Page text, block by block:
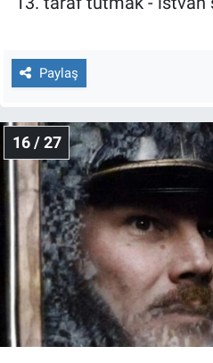
Paylaş
16 / 27